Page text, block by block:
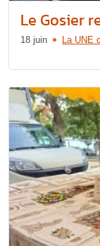
Le Gosier
18 juin La UNE